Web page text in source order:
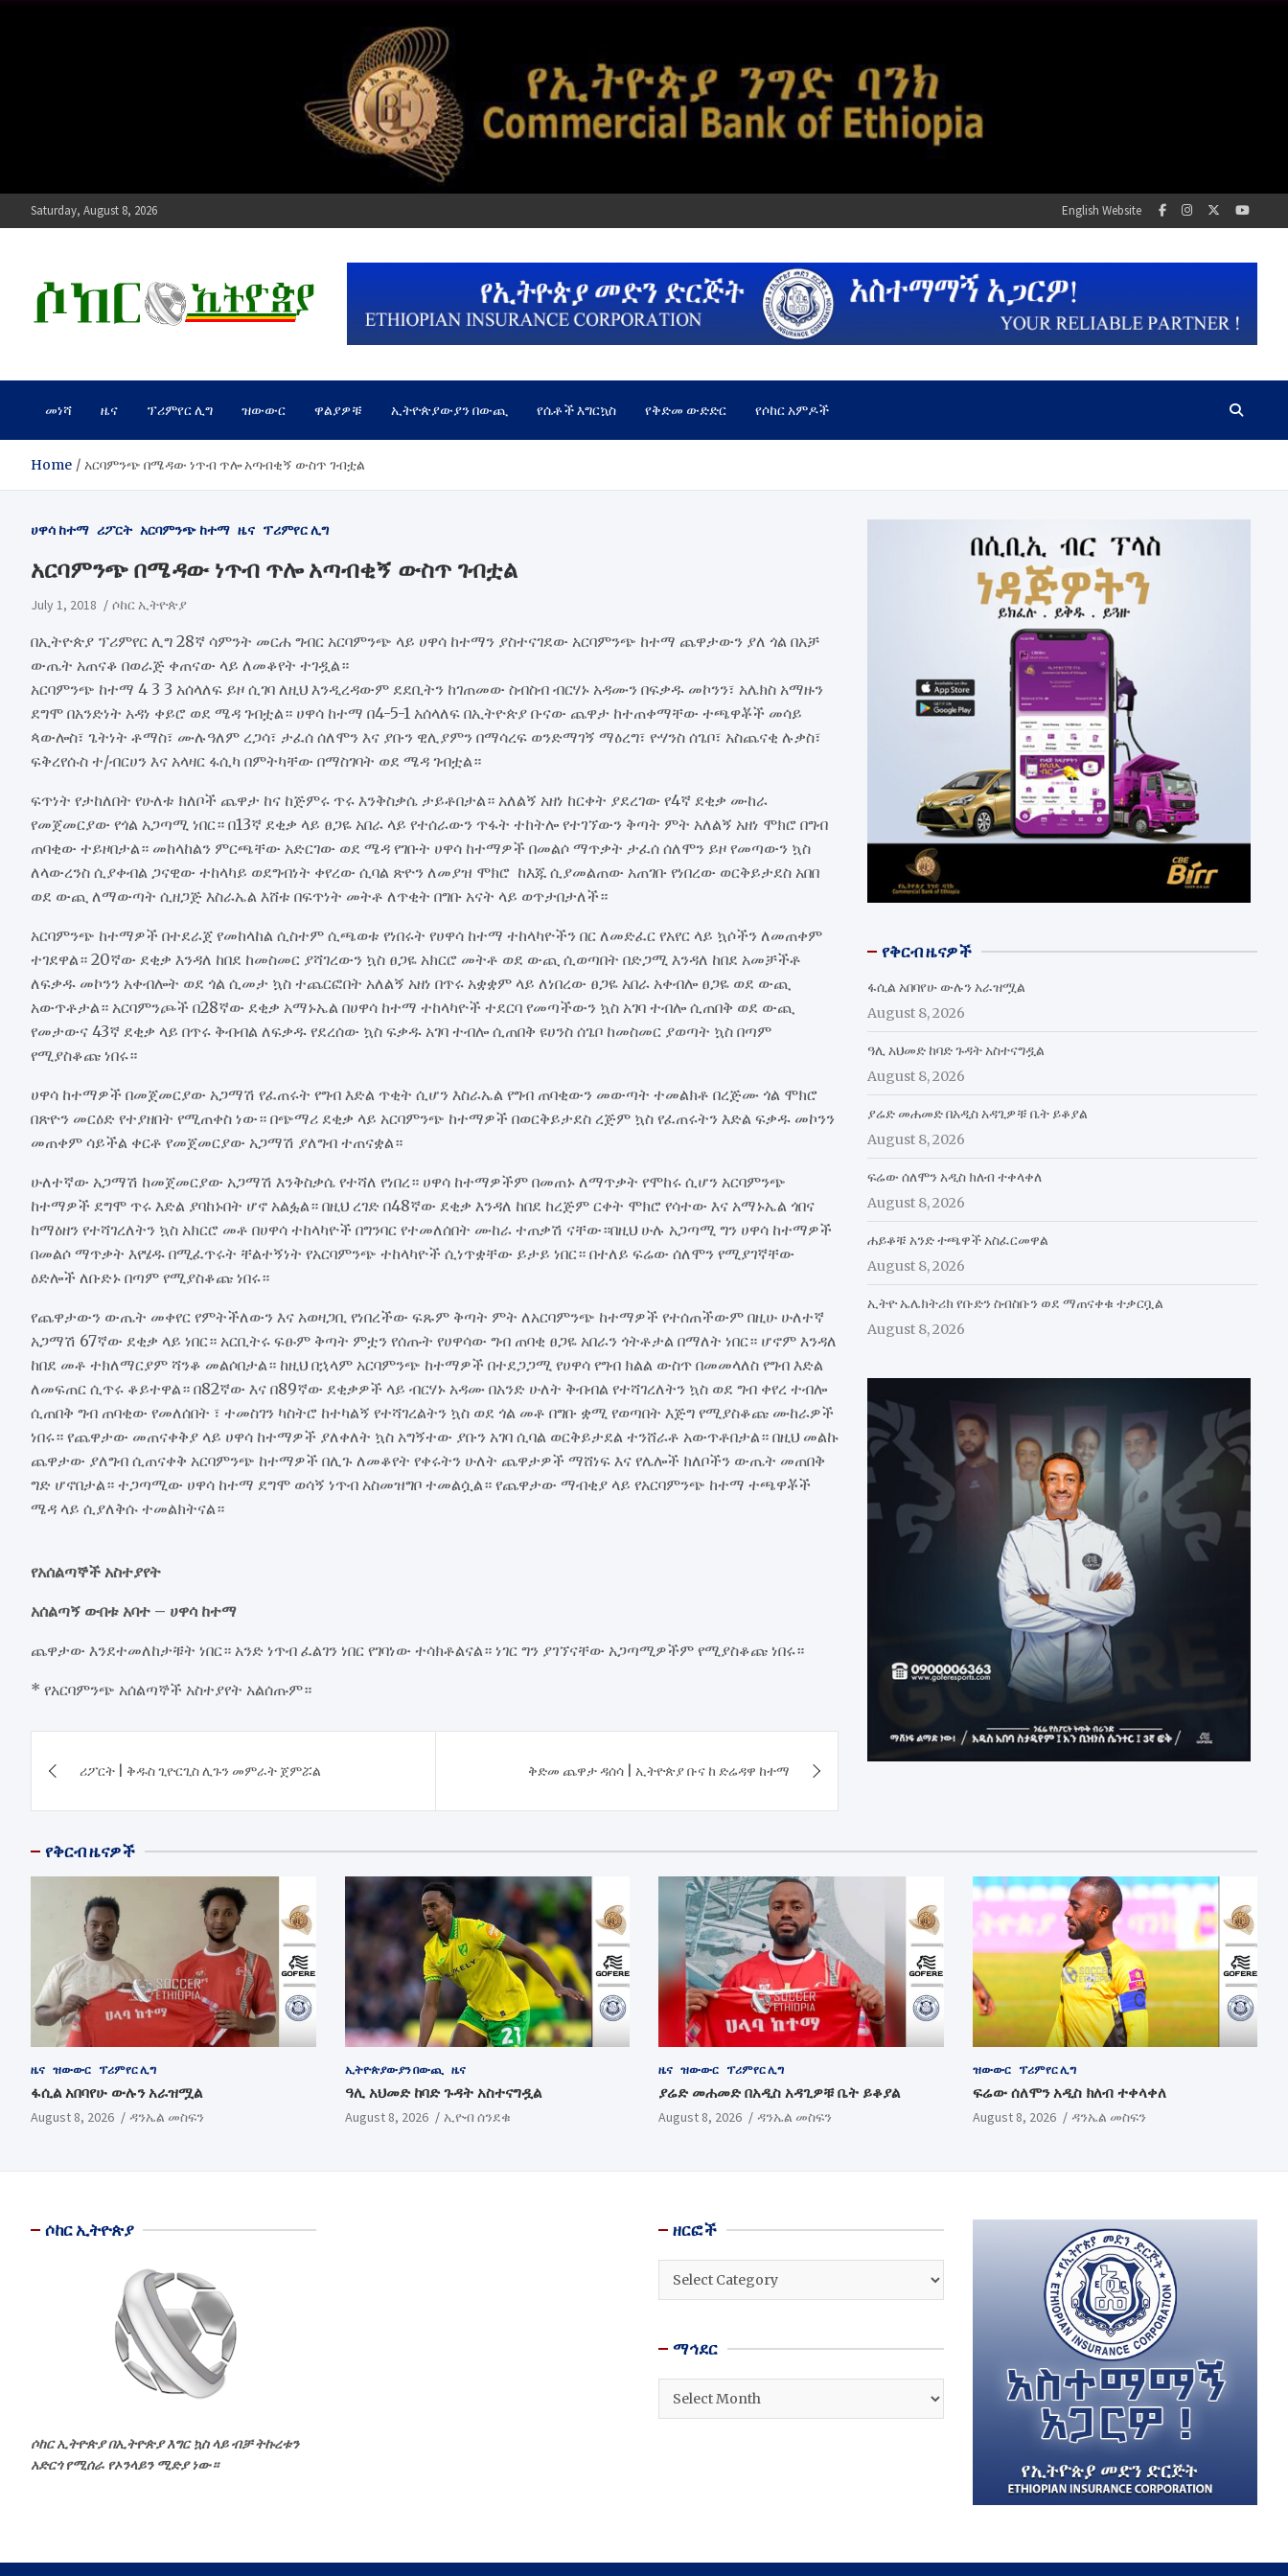
Saturday, August 8, 2026 English Website
ሶከር ኢትዮጵያ
መነሻ ዜና ፕሪምየር ሊግ ዝውውር ዋልያዎቹ ኢትዮጵያውያን በውጪ የሴቶች እግርኳስ የቅድመ ውድድር የሶከር አምዶች
Home አርባምንጭ በሜዳው ነጥብ ጥሎ አጣብቂኝ ውስጥ ገብቷል
ሀዋሳ ከተማ ሪፖርት አርባምንጭ ከተማ ዜና ፕሪምየር ሊግ
አርባምንጭ በሜዳው ነጥብ ጥሎ አጣብቂኝ ውስጥ ገብቷል
July 1, 2018 ሶከር ኢትዮጵያ
በኢትዮጵያ ፕሪምየር ሊግ 28ኛ ሳምንት መርሐ ግብር አርባምንጭ ላይ ሀዋሳ ከተማን ያስተናገደው አርባምንጭ ከተማ ጨዋታውን ያለ ጎል በአቻ
ውጤት አጠናቆ በወራጅ ቀጠናው ላይ ለመቆየት ተገዷል።
አርባምንጭ ከተማ 4 3 3 አሰላለፍ ይዞ ሲገባ ለዚህ እንዲረዳውም ደደቢትን ከገጠመው ስብስብ ብርሃኑ አዳሙን በፍቃዱ መኮንን፣ አሌክስ አማዙን
ደግሞ በአንድነት አዳነ ቀይሮ ወደ ሜዳ ገብቷል። ሀዋሳ ከተማ በ4-5-1 አሰላለፍ በኢትዮጵያ ቡናው ጨዋታ ከተጠቀማቸው ተጫዋቾች መሳይ
ጳውሎስ፣ ጌትነት ቶማስ፣ ሙሉዓለም ረጋሳ፣ ታፈሰ ሰለሞን እና ያቡን ዊሊያምን በማሳረፍ ወንድማገኝ ማዕረግ፣ ዮሃንስ ሰጌቦ፣ አስጨናቂ ሉቃስ፣
ፍቅረየሱስ ተ/ብርሀን እና አላዛር ፋሲካ በምትካቸው በማስገባት ወደ ሜዳ ገብቷል።
ፍጥነት የታከለበት የሁለቱ ክለቦች ጨዋታ ከና ከጅምሩ ጥሩ እንቅስቃሴ ታይቶበታል። አለልኝ አዘነ ከርቀት ያደረገው የ4ኛ ደቂቃ ሙከራ
የመጀመርያው የጎል አጋጣሚ ነበር። በ13ኛ ደቂቃ ላይ ፀጋዬ አበራ ላይ የተሰራውን ጥፋት ተከትሎ የተገኘውን ቅጣት ምት አለልኝ አዘነ ሞክሮ በግብ
ጠባቂው ተይዞበታል። መከላከልን ምርጫቸው አድርገው ወደ ሜዳ የገቡት ሀዋሳ ከተማዎች በመልሶ ማጥቃት ታፈሰ ሰለሞን ይዞ የመጣውን ኳስ
ለላውረንስ ሲያቀብል ጋናዊው ተከላካይ ወደግብነት ቀየረው ሲባል ጽዮን ለመያዝ ሞክሮ ከእጁ ሲያመልጠው አጠገቡ የነበረው ወርቅይታደስ አበበ
ወደ ውጪ ለማውጣት ሲዘጋጅ እስራኤል እሸቱ በፍጥነት መትቶ ለጥቂት በግቡ አናት ላይ ወጥታበታለች።
አርባምንጭ ከተማዎች በተደራጀ የመከላከል ሲስተም ሲጫወቱ የነበሩት የሀዋሳ ከተማ ተከላካዮችን በር ለመድፈር የአየር ላይ ኳሶችን ለመጠቀም
ተገደዋል። 20ኛው ደቂቃ እንዳለ ከበደ ከመስመር ያሻገረውን ኳስ ፀጋዬ አክርሮ መትቶ ወደ ውጪ ሲወጣበት በድጋሚ እንዳለ ከበደ አመቻችቶ
ለፍቃዱ መኮንን አቀብሎት ወደ ጎል ሲመታ ኳስ ተጨርፎበት አለልኝ አዘነ በጥሩ አቋቋም ላይ ለነበረው ፀጋዬ አበራ አቀብሎ ፀጋዬ ወደ ውጪ
አውጥቶታል። አርባምንጮች በ28ኛው ደቂቃ አማኑኤል በሀዋሳ ከተማ ተከላካዮች ተደርባ የመጣችውን ኳስ አገባ ተብሎ ሲጠበቅ ወደ ውጪ
የመታውና 43ኛ ደቂቃ ላይ በጥሩ ቅብብል ለፍቃዱ የደረሰው ኳስ ፍቃዱ አገባ ተብሎ ሲጠበቅ ዩሀንስ ሰጌቦ ከመስመር ያወጣት ኳስ በጣም
የሚያስቆጩ ነበሩ።
ሀዋሳ ከተማዎች በመጀመርያው አጋማሽ የፈጠሩት የግብ እድል ጥቂት ሲሆን እስራኤል የግብ ጠባቂውን መውጣት ተመልክቶ በረጅሙ ጎል ሞክሮ
በጽዮን መርዕድ የተያዘበት የሚጠቀስ ነው። በጭማሪ ደቂቃ ላይ አርባምንጭ ከተማዎች በወርቅይታደስ ረጅም ኳስ የፈጠሩትን እድል ፍቃዱ መኮንን
መጠቀም ሳይችል ቀርቶ የመጀመርያው አጋማሽ ያለግብ ተጠናቋል።
ሁለተኛው አጋማሽ ከመጀመርያው አጋማሽ እንቅስቃሴ የተሻለ የነበረ። ሀዋሳ ከተማዎችም በመጠኑ ለማጥቃት የሞከሩ ሲሆን አርባምንጭ
ከተማዎች ደግሞ ጥሩ እድል ያባከኑበት ሆኖ አልፏል። በዚህ ረገድ በ48ኛው ደቂቃ እንዳለ ከበደ ከረጅም ርቀት ሞክሮ የሳተው እና አማኑኤል ጎበና
ከማዕዘን የተሻገረለትን ኳስ አክርሮ መቶ በሀዋሳ ተከላካዮች በግንባር የተመለሰበት ሙከራ ተጠቃሽ ናቸው።በዚህ ሁሉ አጋጣሚ ግን ሀዋሳ ከተማዎች
በመልሶ ማጥቃት እየሄዱ በሚፈጥሩት ቸልተኝነት የአርባምንጭ ተከላካዮች ሲነጥቋቸው ይታይ ነበር። በተለይ ፍሬው ሰለሞን የሚያገኛቸው
ዕድሎች ለቡድኑ በጣም የሚያስቆጩ ነበሩ።
የጨዋታውን ውጤት መቀየር የምትችለውን እና አወዛጋቢ የነበረችው ፍጹም ቅጣት ምት ለአርባምንጭ ከተማዎች የተሰጠችውም በዚሁ ሁለተኛ
አጋማሽ 67ኛው ደቂቃ ላይ ነበር። አርቢትሩ ፍፁም ቅጣት ምቷን የሰጡት የሀዋሳው ግብ ጠባቂ ፀጋዬ አበራን ጎትቶታል በማለት ነበር። ሆኖም እንዳለ
ከበደ መቶ ተክለማርያም ሻንቆ መልሶበታል። ከዚህ በኋላም አርባምንጭ ከተማዎች በተደጋጋሚ የሀዋሳ የግብ ክልል ውስጥ በመመላለስ የግብ እድል
ለመፍጠር ሲጥሩ ቆይተዋል። በ82ኛው እና በ89ኛው ደቂቃዎች ላይ ብርሃኑ አዳሙ በአንድ ሁለት ቅብብል የተሻገረለትን ኳስ ወደ ግብ ቀየረ ተብሎ
ሲጠበቅ ግብ ጠባቂው የመለሰበት ፣ ተመስገን ካስትሮ ከተካልኝ የተሻገረልትን ኳስ ወደ ጎል መቶ በግቡ ቋሚ የወጣበት እጅግ የሚያስቆጩ ሙከራዎች
ነበሩ። የጨዋታው መጠናቀቅያ ላይ ሀዋሳ ከተማዎች ያለቀለት ኳስ አግኝተው ያቡን አገባ ሲባል ወርቅይታደል ተንሸራቶ አውጥቶበታል። በዚህ መልኩ
ጨዋታው ያለግብ ሲጠናቀቅ አርባምንጭ ከተማዎች በሊጉ ለመቆየት የቀሩትን ሁለት ጨዋታዎች ማሸነፍ እና የሌሎች ክለቦችን ውጤት መጠበቅ
ግድ ሆኖበታል። ተጋጣሚው ሀዋሳ ከተማ ደግሞ ወሳኝ ነጥብ አስመዝግቦ ተመልሷል። የጨዋታው ማብቂያ ላይ የአርባምንጭ ከተማ ተጫዋቾች
ሜዳ ላይ ሲያለቅሱ ተመልክትናል።
የአሰልጣኞች አስተያየት
አሰልጣኝ ውበቱ አባተ – ሀዋሳ ከተማ
ጨዋታው እንደተመለከታቹት ነበር። አንድ ነጥብ ፈልገን ነበር የገባነው ተሳክቶልናል። ነገር ግን ያገኘናቸው አጋጣሚዎችም የሚያስቆጩ ነበሩ።
* የአርባምንጭ አሰልጣኞች አስተያየት አልሰጡም።
navigation
ሪፖርት | ቅዱስ ጊዮርጊስ ሊጉን መምራት ጀምሯል ቅድመ ጨዋታ ዳሰሳ | ኢትዮጵያ ቡና ከ ድሬዳዋ ከተማ
የቅርብ ዜናዎች
ፋሲል አበባየሁ ውሉን አራዝሟል
August 8, 2026
ዓሊ አህመድ ከባድ ጉዳት አስተናግዷል
August 8, 2026
ያሬድ መሐመድ በአዲስ አዳጊዎቹ ቤት ይቆያል
August 8, 2026
ፍሬው ሰለሞን አዲስ ክለብ ተቀላቀለ
August 8, 2026
ሐይቆቹ አንድ ተጫዋች አስፈርመዋል
August 8, 2026
ኢትዮ ኤሌክትሪክ የቡድን ስብስቡን ወደ ማጠናቀቁ ተቃርቧል
August 8, 2026
የቅርብ ዜናዎች
ዜና ዝውውር ፕሪምየር ሊግ
ፋሲል አበባየሁ ውሉን አራዝሟል
August 8, 2026 ዳንኤል መስፍን
ኢትዮጵያውያን በውጪ ዜና
ዓሊ አህመድ ከባድ ጉዳት አስተናግዷል
August 8, 2026 ኢዮብ ሰንደቁ
ዜና ዝውውር ፕሪምየር ሊግ
ያሬድ መሐመድ በአዲስ አዳጊዎቹ ቤት ይቆያል
August 8, 2026 ዳንኤል መስፍን
ዝውውር ፕሪምየር ሊግ
ፍሬው ሰለሞን አዲስ ክለብ ተቀላቀለ
August 8, 2026 ዳንኤል መስፍን
ሶከር ኢትዮጵያ
ሶከር ኢትዮጵያ በኢትዮጵያ እግር ኳስ ላይ ብቻ ትኩረቱን
አድርጎ የሚሰራ የኦንላይን ሚድያ ነው።
ዘርፎች
ዘርፎች
ማኅደር
ማኅደር